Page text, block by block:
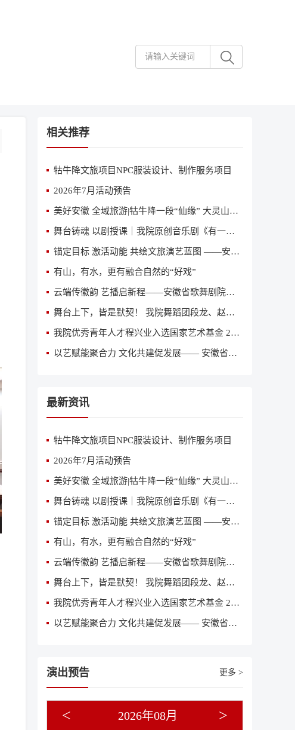
相关推荐
牯牛降文旅项目NPC服装设计、制作服务项目
2026年7月活动预告
美好安徽 全域旅游|牯牛降一段“仙缘” 大灵山一曲恋歌
舞台铸魂 以剧授课｜我院原创音乐剧《有一天》亮相省国资委、省直专题党课舞台
锚定目标 激活动能 共绘文旅演艺蓝图 ——安徽省歌舞剧院（安徽省演出公司）召开2026年第二季度经营分析会
有山，有水，更有融合自然的“好戏”
云端传徽韵 艺播启新程——安徽省歌舞剧院获评全国“艺播计划”创新院团
舞台上下，皆是默契！ 我院舞蹈团段龙、赵亚丽入围“2026意大利国际舞蹈人才大赛”全球总决赛
我院优秀青年人才程兴业入选国家艺术基金 2026 年度艺术人才培训资助项目《当代舞创作人才培训》参训名单
以艺赋能聚合力 文化共建促发展—— 安徽省歌舞剧院与中鼎集团签订文化共建合作协议
最新资讯
牯牛降文旅项目NPC服装设计、制作服务项目
2026年7月活动预告
美好安徽 全域旅游|牯牛降一段“仙缘” 大灵山一曲恋歌
舞台铸魂 以剧授课｜我院原创音乐剧《有一天》亮相省国资委、省直专题党课舞台
锚定目标 激活动能 共绘文旅演艺蓝图 ——安徽省歌舞剧院（安徽省演出公司）召开2026年第二季度经营分析会
有山，有水，更有融合自然的“好戏”
云端传徽韵 艺播启新程——安徽省歌舞剧院获评全国“艺播计划”创新院团
舞台上下，皆是默契！ 我院舞蹈团段龙、赵亚丽入围“2026意大利国际舞蹈人才大赛”全球总决赛
我院优秀青年人才程兴业入选国家艺术基金 2026 年度艺术人才培训资助项目《当代舞创作人才培训》参训名单
以艺赋能聚合力 文化共建促发展—— 安徽省歌舞剧院与中鼎集团签订文化共建合作协议
演出预告 更多 >
2026年08月
< >